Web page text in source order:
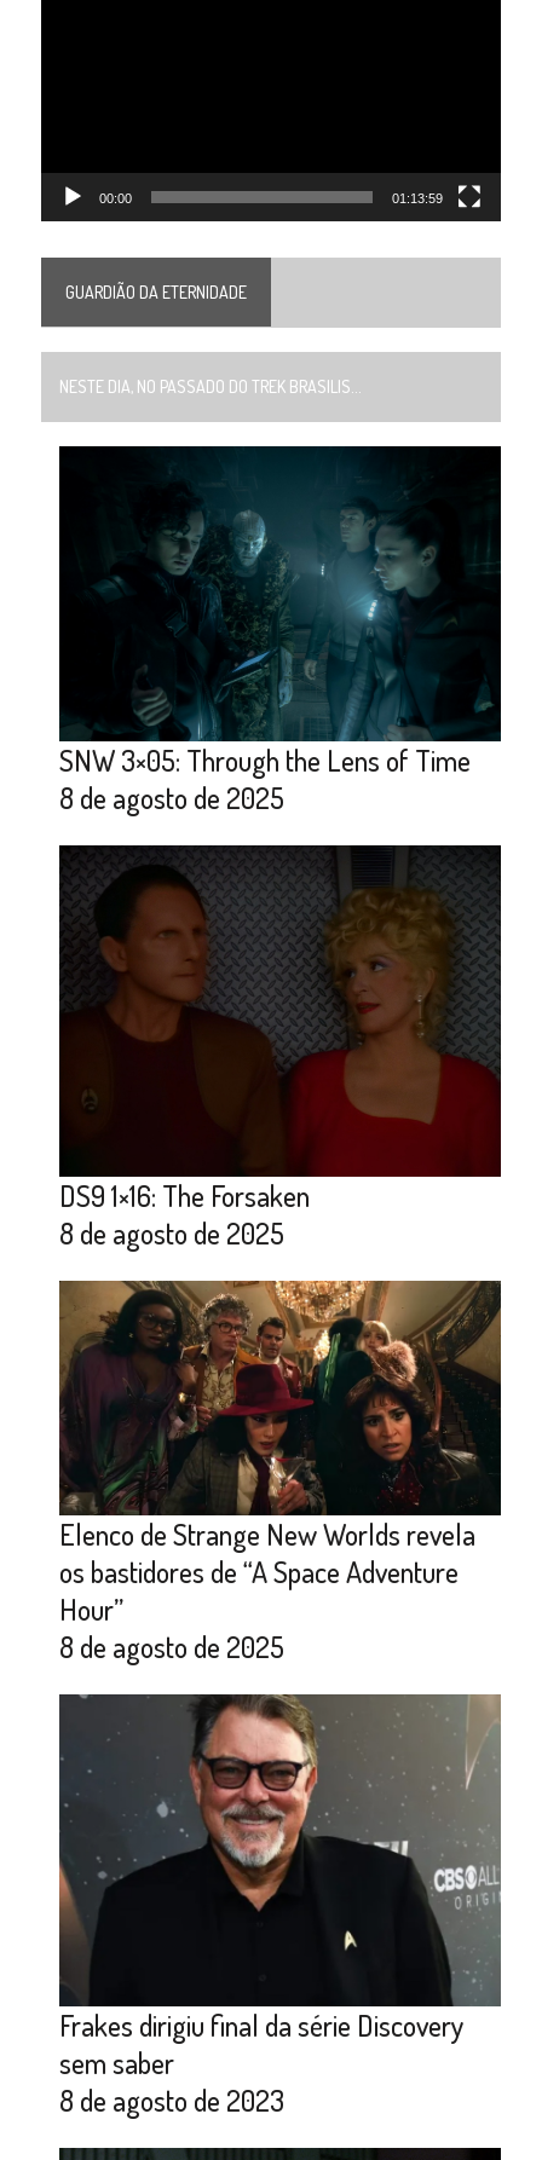
00:00 01:13:59
GUARDIÃO DA ETERNIDADE
NESTE DIA, NO PASSADO DO TREK BRASILIS...
SNW 3×05: Through the Lens of Time
8 de agosto de 2025
DS9 1×16: The Forsaken
8 de agosto de 2025
Elenco de Strange New Worlds revela
os bastidores de “A Space Adventure
Hour”
8 de agosto de 2025
Frakes dirigiu final da série Discovery
sem saber
8 de agosto de 2023